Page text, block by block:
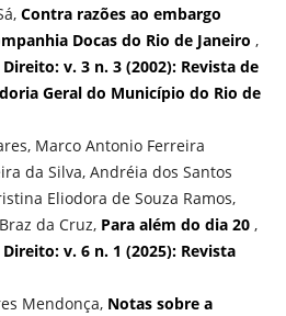
Contra razões ao embargo
Docas do Rio de Janeiro ,
v. 3 n. 3 (2002): Revista de
Geral do Município do Rio de
Marco Antonio Ferreira
da Silva, Andréia dos Santos
Eliodora de Souza Ramos,
da Cruz, Para além do dia 20 ,
v. 6 n. 1 (2025): Revista
Mendonça, Notas sobre a